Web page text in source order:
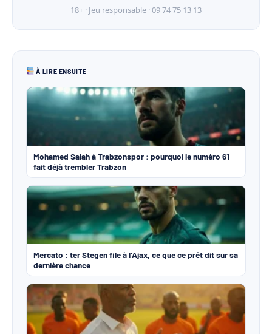
18+ · Jeu responsable · 09 74 75 13 13
À LIRE ENSUITE
Mohamed Salah à Trabzonspor : pourquoi le numéro 61
fait déjà trembler Trabzon
Mercato : ter Stegen file à l’Ajax, ce que ce prêt dit sur sa
dernière chance